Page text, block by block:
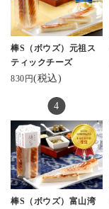
棒S（ボウズ）元祖ス
ティックチーズ
830円(税込)
棒S（ボウズ）富山湾